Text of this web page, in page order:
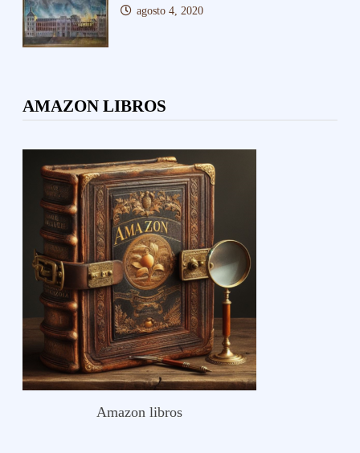
agosto 4, 2020
AMAZON LIBROS
Amazon libros